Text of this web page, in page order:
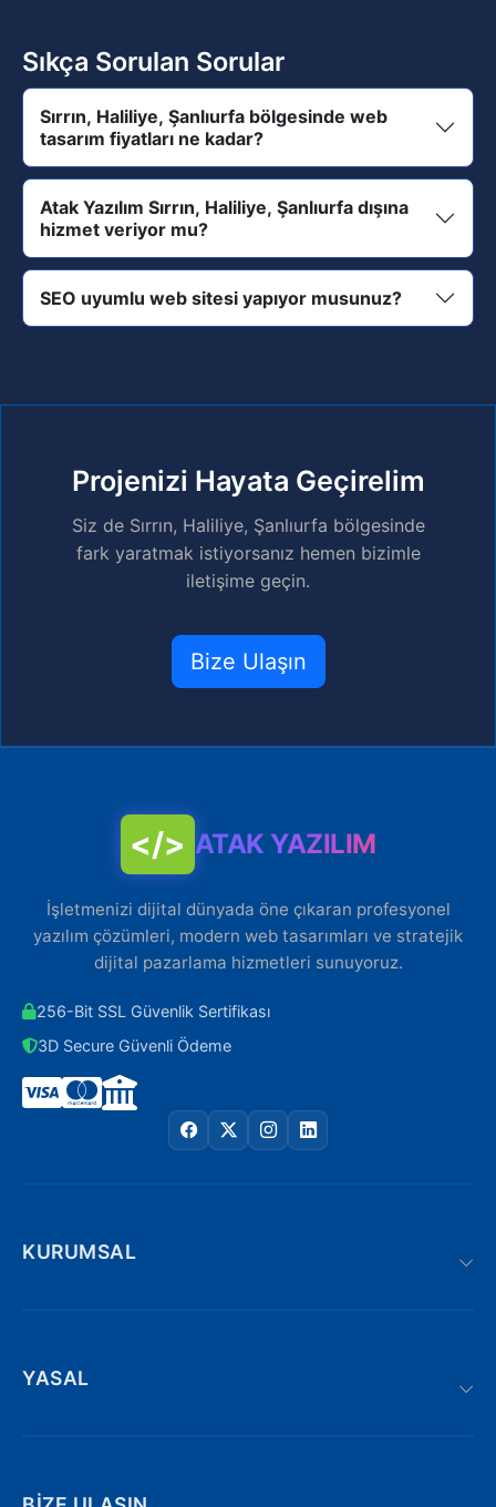
Sıkça Sorulan Sorular
Sırrın, Haliliye, Şanlıurfa bölgesinde web
tasarım fiyatları ne kadar?
Atak Yazılım Sırrın, Haliliye, Şanlıurfa dışına
hizmet veriyor mu?
SEO uyumlu web sitesi yapıyor musunuz?
Projenizi Hayata Geçirelim
Siz de Sırrın, Haliliye, Şanlıurfa bölgesinde
fark yaratmak istiyorsanız hemen bizimle
iletişime geçin.
Bize Ulaşın
</> ATAK YAZILIM
İşletmenizi dijital dünyada öne çıkaran profesyonel
yazılım çözümleri, modern web tasarımları ve stratejik
dijital pazarlama hizmetleri sunuyoruz.
256-Bit SSL Güvenlik Sertifikası
3D Secure Güvenli Ödeme
KURUMSAL
YASAL